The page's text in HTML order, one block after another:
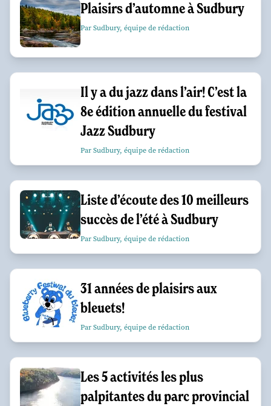
Plaisirs d’automne à Sudbury
Par Sudbury, équipe de rédaction
Il y a du jazz dans l’air! C’est la
8e édition annuelle du festival
Jazz Sudbury
Par Sudbury, équipe de rédaction
Liste d’écoute des 10 meilleurs
succès de l’été à Sudbury
Par Sudbury, équipe de rédaction
31 années de plaisirs aux
bleuets!
Par Sudbury, équipe de rédaction
Les 5 activités les plus
palpitantes du parc provincial